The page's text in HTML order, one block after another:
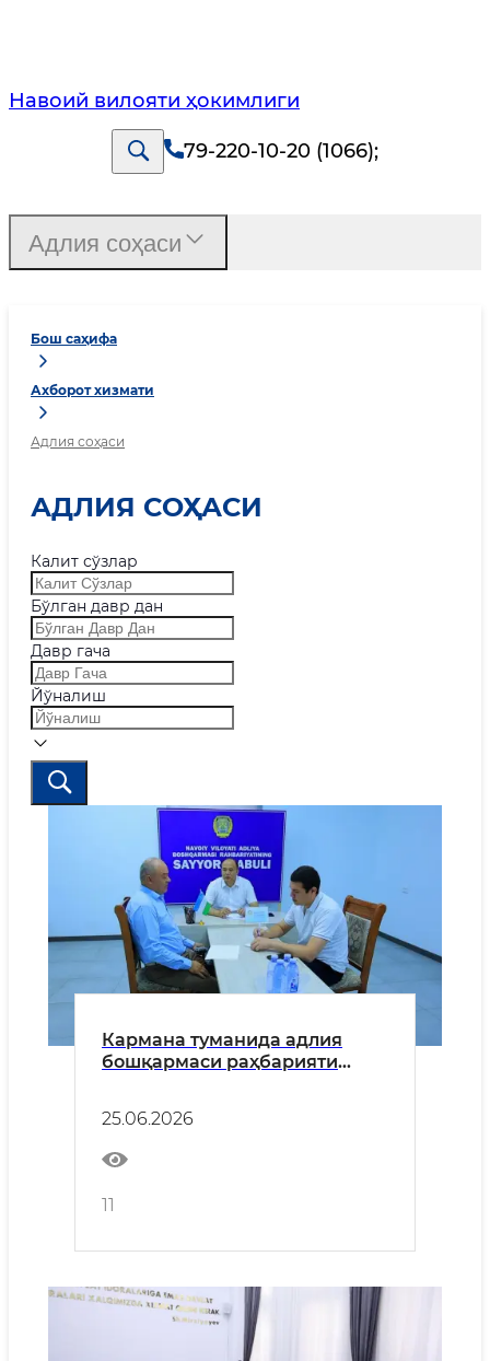
Навоий вилояти ҳокимлиги
79-220-10-20 (1066);
Бош саҳифа
Ахборот хизмати
Адлия соҳаси
АДЛИЯ СОҲАСИ
Калит сўзлар
Бўлган давр дан
Давр гача
Йўналиш
Кармана туманида адлия
бошқармаси раҳбарияти
25.06.2026
11
Адлия соҳаси